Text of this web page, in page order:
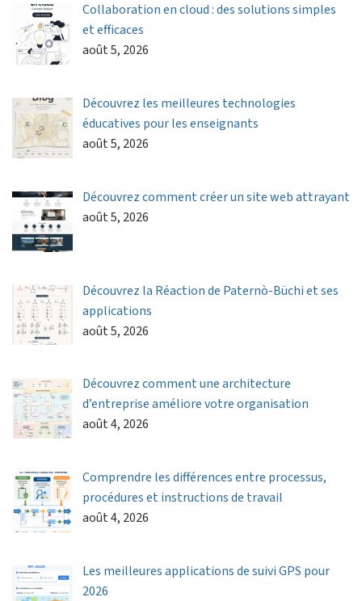
Collaboration en cloud : des solutions simples
et efficaces
août 5, 2026
Découvrez les meilleures technologies
éducatives pour les enseignants
août 5, 2026
Découvrez comment créer un site web attrayant
août 5, 2026
Découvrez la Réaction de Paternò-Büchi et ses
applications
août 5, 2026
Découvrez comment une architecture
d’entreprise améliore votre organisation
août 4, 2026
Comprendre les différences entre processus,
procédures et instructions de travail
août 4, 2026
Les meilleures applications de suivi GPS pour
2026